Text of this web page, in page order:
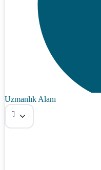
Uzmanlık Alanı
Tümü